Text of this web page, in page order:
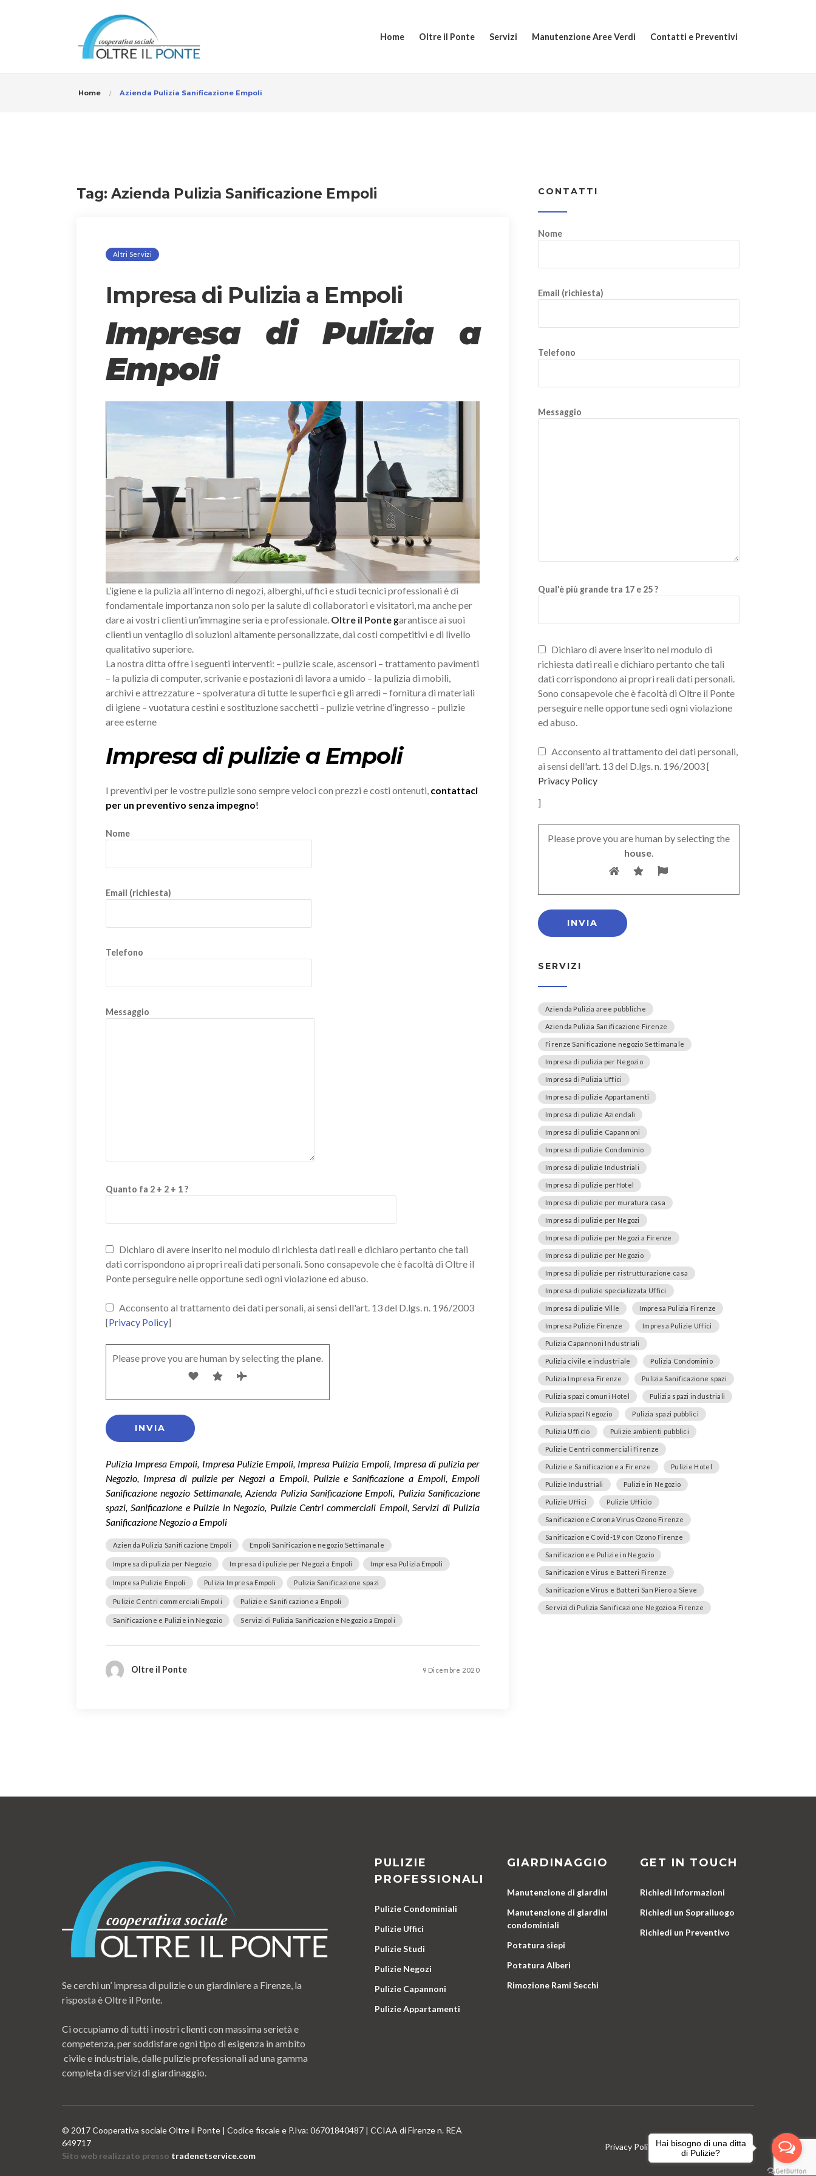
Home Oltre il Ponte Servizi Manutenzione Aree Verdi Contatti e Preventivi
Home Azienda Pulizia Sanificazione Empoli
Tag: Azienda Pulizia Sanificazione Empoli
Altri Servizi
Impresa di Pulizia a Empoli
Impresa di Pulizia a
Empoli
L’igiene e la pulizia all’interno di negozi, alberghi, uffici e studi tecnici professionali è di
fondamentale importanza non solo per la salute di collaboratori e visitatori, ma anche per
dare ai vostri clienti un’immagine seria e professionale. Oltre il Pontegarantisce ai suoi
clienti un ventaglio di soluzioni altamente personalizzate, dai costi competitivi e di livello
qualitativo superiore.
La nostra ditta offre i seguenti interventi: – pulizie scale, ascensori – trattamento pavimenti
– la pulizia di computer, scrivanie e postazioni di lavora a umido – la pulizia di mobili,
archivi e attrezzature – spolveratura di tutte le superfici e gli arredi – fornitura di materiali
di igiene – vuotatura cestini e sostituzione sacchetti – pulizie vetrine d’ingresso – pulizie
aree esterne
Impresa di pulizie a Empoli
I preventivi per le vostre pulizie sono sempre veloci con prezzi e costi ontenuti, contattaci
per un preventivo senza impegno!
Nome
Email (richiesta)
Telefono
Messaggio
Quanto fa 2 + 2 + 1 ?
Dichiaro di avere inserito nel modulo di richiesta dati reali e dichiaro pertanto che tali
dati corrispondono ai propri reali dati personali. Sono consapevole che è facoltà di Oltre il
Ponte perseguire nelle opportune sedi ogni violazione ed abuso.
Acconsento al trattamento dei dati personali, ai sensi dell'art. 13 del D.lgs. n. 196/2003
[Privacy Policy]
Please prove you are human by selecting the plane.
Pulizia Impresa Empoli, Impresa Pulizie Empoli, Impresa Pulizia Empoli, Impresa di pulizia per
Negozio, Impresa di pulizie per Negozi a Empoli, Pulizie e Sanificazione a Empoli, Empoli
Sanificazione negozio Settimanale, Azienda Pulizia Sanificazione Empoli, Pulizia Sanificazione
spazi, Sanificazione e Pulizie in Negozio, Pulizie Centri commerciali Empoli, Servizi di Pulizia
Sanificazione Negozio a Empoli
Azienda Pulizia Sanificazione Empoli Empoli Sanificazione negozio Settimanale
Impresa di pulizia per Negozio Impresa di pulizie per Negozi a Empoli Impresa Pulizia Empoli
Impresa Pulizie Empoli Pulizia Impresa Empoli Pulizia Sanificazione spazi
Pulizie Centri commerciali Empoli Pulizie e Sanificazione a Empoli
Sanificazione e Pulizie in Negozio Servizi di Pulizia Sanificazione Negozio a Empoli
Oltre il Ponte 9 Dicembre 2020
CONTATTI
Nome
Email (richiesta)
Telefono
Messaggio
Qual'è più grande tra 17 e 25 ?
Dichiaro di avere inserito nel modulo di
richiesta dati reali e dichiaro pertanto che tali
dati corrispondono ai propri reali dati personali.
Sono consapevole che è facoltà di Oltre il Ponte
perseguire nelle opportune sedi ogni violazione
ed abuso.
Acconsento al trattamento dei dati personali,
ai sensi dell'art. 13 del D.lgs. n. 196/2003 [
Privacy Policy
]
Please prove you are human by selecting the
house.
SERVIZI
Azienda Pulizia aree pubbliche
Azienda Pulizia Sanificazione Firenze
Firenze Sanificazione negozio Settimanale
Impresa di pulizia per Negozio
Impresa di Pulizia Uffici
Impresa di pulizie Appartamenti
Impresa di pulizie Aziendali
Impresa di pulizie Capannoni
Impresa di pulizie Condominio
Impresa di pulizie Industriali
Impresa di pulizie perHotel
Impresa di pulizie per muratura casa
Impresa di pulizie per Negozi
Impresa di pulizie per Negozi a Firenze
Impresa di pulizie per Negozio
Impresa di pulizie per ristrutturazione casa
Impresa di pulizie specializzata Uffici
Impresa di pulizie Ville Impresa Pulizia Firenze
Impresa Pulizie Firenze Impresa Pulizie Uffici
Pulizia Capannoni Industriali
Pulizia civile e industriale Pulizia Condominio
Pulizia Impresa Firenze Pulizia Sanificazione spazi
Pulizia spazi comuni Hotel Pulizia spazi industriali
Pulizia spazi Negozio Pulizia spazi pubblici
Pulizia Ufficio Pulizie ambienti pubblici
Pulizie Centri commerciali Firenze
Pulizie e Sanificazione a Firenze Pulizie Hotel
Pulizie Industriali Pulizie in Negozio
Pulizie Uffici Pulizie Ufficio
Sanificazione Corona Virus Ozono Firenze
Sanificazione Covid-19 con Ozono Firenze
Sanificazione e Pulizie in Negozio
Sanificazione Virus e Batteri Firenze
Sanificazione Virus e Batteri San Piero a Sieve
Servizi di Pulizia Sanificazione Negozio a Firenze
Se cerchi un’ impresa di pulizie o un giardiniere a Firenze, la
risposta è Oltre il Ponte.
Ci occupiamo di tutti i nostri clienti con massima serietà e
competenza, per soddisfare ogni tipo di esigenza in ambito
civile e industriale, dalle pulizie professionali ad una gamma
completa di servizi di giardinaggio.
PULIZIE
PROFESSIONALI
Pulizie Condominiali
Pulizie Uffici
Pulizie Studi
Pulizie Negozi
Pulizie Capannoni
Pulizie Appartamenti
GIARDINAGGIO
Manutenzione di giardini
Manutenzione di giardini
condominiali
Potatura siepi
Potatura Alberi
Rimozione Rami Secchi
GET IN TOUCH
Richiedi Informazioni
Richiedi un Sopralluogo
Richiedi un Preventivo
© 2017 Cooperativa sociale Oltre il Ponte | Codice fiscale e P.Iva: 06701840487 | CCIAA di Firenze n. REA
649717
Sito web realizzato presso tradenetservice.com
Privacy Policy Terms & Conditions
Hai bisogno di una ditta
di Pulizie?